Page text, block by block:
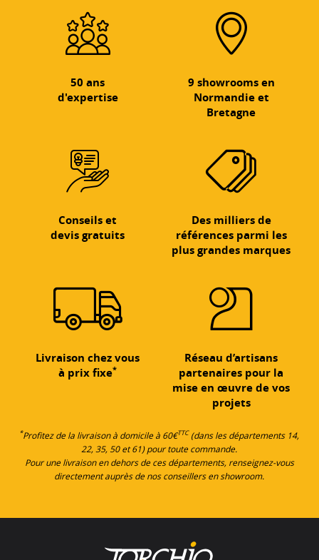
50 ans
d'expertise
9 showrooms en
Normandie et
Bretagne
Conseils et
devis gratuits
Des milliers de
références parmi les
plus grandes marques
Livraison chez vous
à prix fixe*
Réseau d’artisans
partenaires pour la
mise en œuvre de vos
projets
*Profitez de la livraison à domicile à 60€TTC(dans les départements 14,
22, 35, 50 et 61) pour toute commande.
Pour une livraison en dehors de ces départements, renseignez-vous
directement auprès de nos conseillers en showroom.